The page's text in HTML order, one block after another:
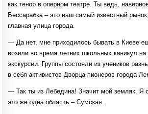
как тенор в оперном театре. Ты ведь,
Бессарабка – это наш самый известный
главная улица города.
— Да нет, мне приходилось бывать в Киеве
возили во время летних школьных каникул
экскурсии. Группы состояли из учеников
в себя активистов Дворца пионеров города
— Так ты из Лебедина! Значит мой земляк. Я
это же одна область – Сумская.